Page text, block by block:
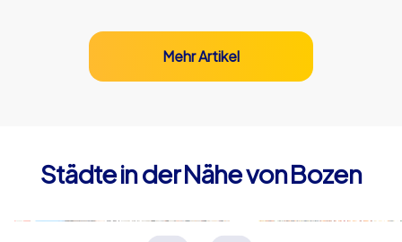
Mehr Artikel
Städte in der Nähe von Bozen
Trient Innsbruck